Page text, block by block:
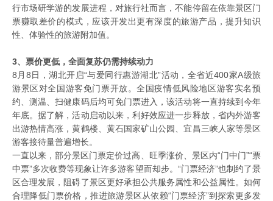
行市场研学游的发展进程，对旅行社而言，不能停留在依靠景区门
票赚取差价的模式，应该开发出更有深度的旅游产品，提升知识
性、体验性的旅游附加值。
3、票价更低，全面复苏仍需持续动力
8月8日，湖北开启“与爱同行惠游湖北”活动，全省近400家A级旅
游景区对全国游客免门票开放。全国疫情低风险地区游客实名预
约、测温、扫健康码后均可免门票进入，该活动将一直持续到今年
年底。据了解，活动启动以来，利好效应进一步释放，省内外游客
出游热情高涨，黄鹤楼、黄石国家矿山公园、宜昌三峡人家等景区
游客接待量普遍增长。
一直以来，部分景区门票定价过高、旺季涨价、景区内“门中门”“票
中票”多次收费等现象让许多游客望而却步。“门票经济”也制约了景
区合理发展，阻碍了景区更好承担公共服务属性和公益属性。如何
合理降低门票价格，推进旅游景区从依赖“门票经济”到探索更多发